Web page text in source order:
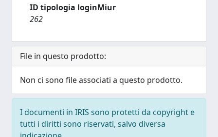
ID tipologia loginMiur
262
File in questo prodotto:
Non ci sono file associati a questo prodotto.
I documenti in IRIS sono protetti da copyright e
tutti i diritti sono riservati, salvo diversa